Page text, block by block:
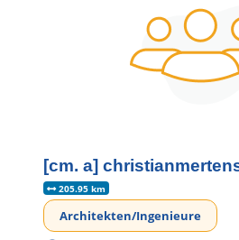
[cm. a]
205.95 km
Architekten/Ingenieure